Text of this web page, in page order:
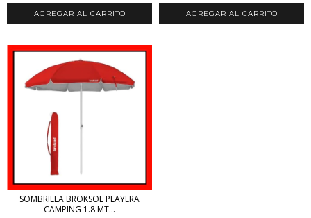
AGREGAR AL CARRITO AGREGAR AL CARRITO
SOMBRILLA BROKSOL PLAYERA
CAMPING 1.8 MT...